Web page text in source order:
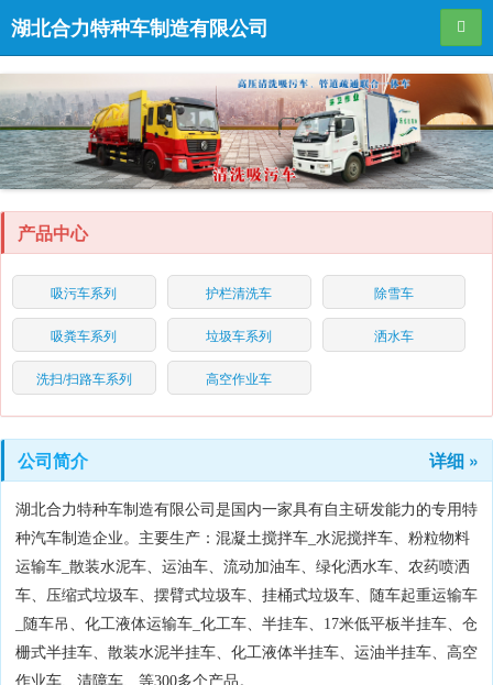
湖北合力特种车制造有限公司 导航
产品中心
吸污车系列 护栏清洗车 除雪车
吸粪车系列 垃圾车系列 洒水车
洗扫/扫路车系列 高空作业车
公司简介 详细 »
湖北合力特种车制造有限公司是国内一家具有自主研发能力的专用特
种汽车制造企业。主要生产：混凝土搅拌车_水泥搅拌车、粉粒物料
运输车_散装水泥车、运油车、流动加油车、绿化洒水车、农药喷洒
车、压缩式垃圾车、摆臂式垃圾车、挂桶式垃圾车、随车起重运输车
_随车吊、化工液体运输车_化工车、半挂车、17米低平板半挂车、仓
栅式半挂车、散装水泥半挂车、化工液体半挂车、运油半挂车、高空
作业车、清障车、等300多个产品。